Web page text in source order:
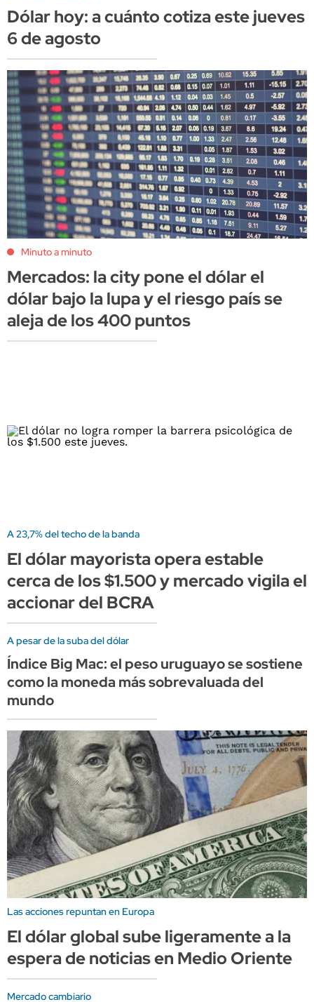
Dólar hoy: a cuánto cotiza este jueves
6 de agosto
Minuto a minuto
Mercados: la city pone el dólar el
dólar bajo la lupa y el riesgo país se
aleja de los 400 puntos
A 23,7% del techo de la banda
El dólar mayorista opera estable
cerca de los $1.500 y mercado vigila el
accionar del BCRA
A pesar de la suba del dólar
Índice Big Mac: el peso uruguayo se sostiene
como la moneda más sobrevaluada del
mundo
Las acciones repuntan en Europa
El dólar global sube ligeramente a la
espera de noticias en Medio Oriente
Mercado cambiario